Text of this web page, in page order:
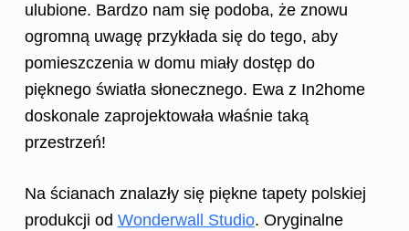
ulubione. Bardzo nam się podoba, że znowu
ogromną uwagę przykłada się do tego, aby
pomieszczenia w domu miały dostęp do
pięknego światła słonecznego. Ewa z In2home
doskonale zaprojektowała właśnie taką
przestrzeń!
Na ścianach znalazły się piękne tapety polskiej
produkcji od Wonderwall Studio. Oryginalne